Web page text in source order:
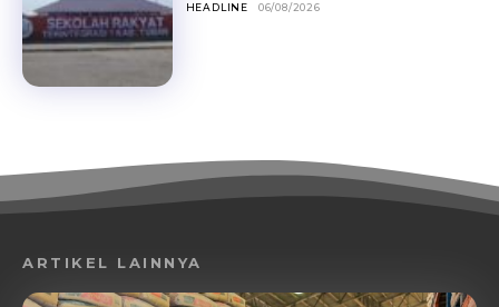
HEADLINE 06/08/2026
ARTIKEL LAINNYA